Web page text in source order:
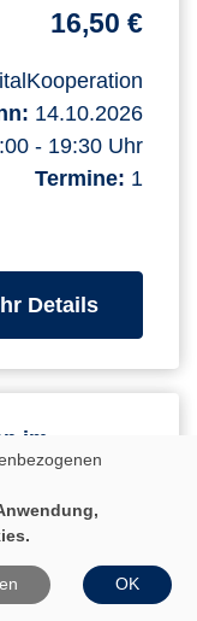
16,50 €
14.10.2026
- 19:30 Uhr
Termine: 1
Detailszum
im
OK